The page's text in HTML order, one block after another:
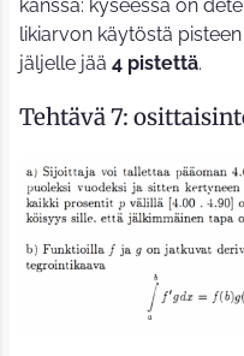
kanssa: kyseessä on
likiarvon käytöstä
jäljelle jää 4 pistettä.
Tehtävä 7: